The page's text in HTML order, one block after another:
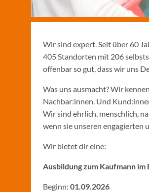
Wir sind expert. Seit über 60
405 Standorten mit 206
offenbar so gut, dass wir uns
Was uns ausmacht? Wir
Nachbar:innen. Und
Wir sind ehrlich, menschlich,
wenn sie unseren engagierten
Wir bietet dir eine:
Ausbildung zum Kaufmann
Beginn: 01.09.2026